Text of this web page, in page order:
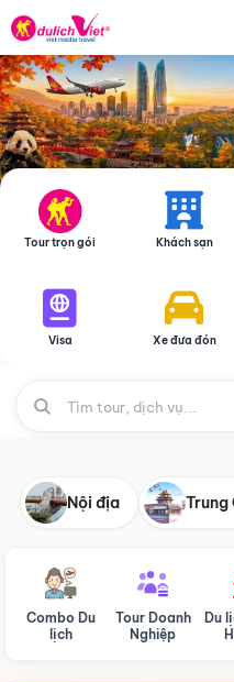
Tour trọn gói Khách sạn
Visa Xe đưa đón
Nội địa Trung
Combo Du
lịch
Tour Doanh
Nghiệp
Du